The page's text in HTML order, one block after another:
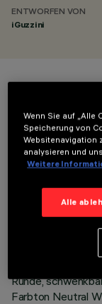
ENTWORFEN VON
iGuzzini
LETZTES UPDATE:
Runde,
Farbton Neutral
Wenn Sie auf „Alle
Speicherung von
Websitenavigation
analysieren und
Weitere
Alle